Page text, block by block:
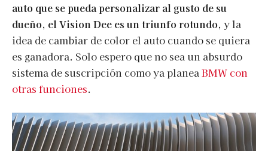
auto que se pueda personalizar al gusto de su
dueño, el Vision Dee es un triunfo rotundo, y la
idea de cambiar de color el auto cuando se quiera
es ganadora. Solo espero que no sea un absurdo
sistema de suscripción como ya planeaBMW con
otras funciones.